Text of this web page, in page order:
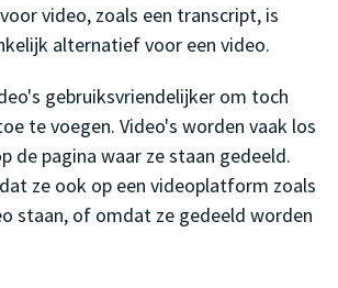
video, zoals een transcript, is
alternatief voor een video.
gebruiksvriendelijker om toch
te voegen. Video's worden vaak los
de pagina waar ze staan gedeeld.
ze ook op een videoplatform zoals
staan, of omdat ze gedeeld worden